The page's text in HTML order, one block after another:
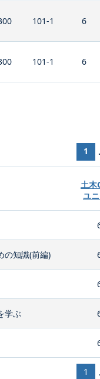
101-1 6
101-1 6
1
土木
ユ
の知識(前編)
学ぶ
1